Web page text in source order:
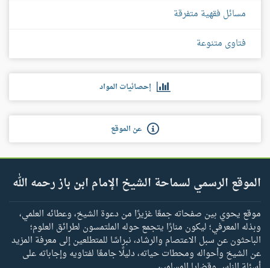
مسائل فقهية متفرقة
فتاوى متنوعة
إحصائيات المواد
عن الموقع
الموقع الرسمي لسماحة الشيخ الإمام ابن باز رحمه الله
موقع يحوي بين صفحاته جمعًا غزيرًا من دعوة الشيخ، وعطائه العلمي،
وبذله المعرفي؛ ليكون منارًا يتجمع حوله الملتمسون لطرائق العلوم؛
الباحثون عن سبل الاعتصام والرشاد، نبراسًا للمتطلعين إلى معرفة المزيد
عن الشيخ وأحواله ومحطات حياته، دليلًا جامعًا لفتاويه وإجاباته على